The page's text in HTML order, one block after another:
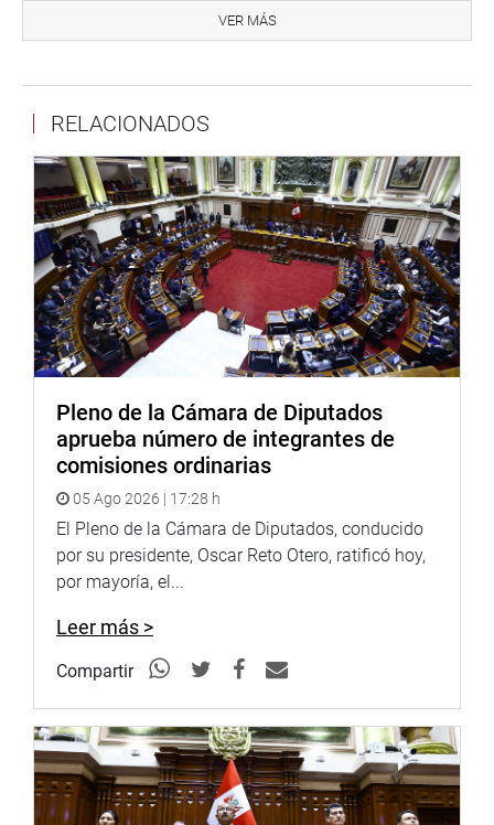
475 años, San Marcos ha consolidado una misión
orientada a promover conocimiento, empleabilidad y
de los pueblos.
“Un país sin educación es un país sin desarrollo. Un país
sin cultura no puede avanzar”, afirmó la rectora.
En la ceremonia también participaron el segundo y tercer
vicepresidente del Congreso, Waldemar Cerrón e Ilich
López, respectivamente; congresistas de distintas
bancadas y autoridades de la Universidad Nacional
Mayor de San Marcos.
INSTITUCIONAL
VER MÁS
RELACIONADOS
Pleno de la Cámara de Diputados
aprueba número de integrantes de
comisiones ordinarias
05 Ago 2026 | 17:28 h
El Pleno de la Cámara de Diputados, conducido
por su presidente, Oscar Reto Otero, ratificó hoy,
por mayoría, el...
Leer más >
Compartir